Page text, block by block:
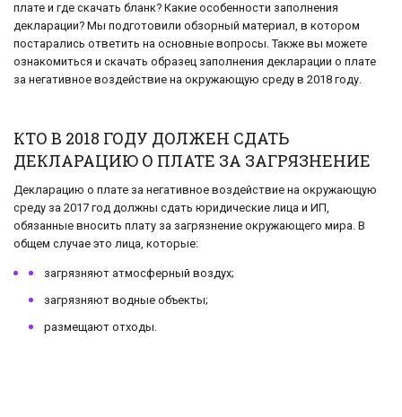
плате и где скачать бланк? Какие особенности заполнения
декларации? Мы подготовили обзорный материал, в котором
постарались ответить на основные вопросы. Также вы можете
ознакомиться и скачать образец заполнения декларации о плате
за негативное воздействие на окружающую среду в 2018 году.
КТО В 2018 ГОДУ ДОЛЖЕН СДАТЬ
ДЕКЛАРАЦИЮ О ПЛАТЕ ЗА ЗАГРЯЗНЕНИЕ
Декларацию о плате за негативное воздействие на окружающую
среду за 2017 год должны сдать юридические лица и ИП,
обязанные вносить плату за загрязнение окружающего мира. В
общем случае это лица, которые:
загрязняют атмосферный воздух;
загрязняют водные объекты;
размещают отходы.